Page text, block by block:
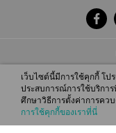
© 2026
This site is protected by
เว็บไซต์นี้มีการใช้คุกกี้ โป
ประสบการณ์การใช้บริกา
ศึกษาวิธีการตั้งค่าการคว
การใช้คุกกี้ของเราที่นี่